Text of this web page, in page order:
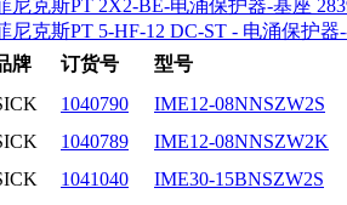
尼克斯PT 2X2-BE-电涌保护器-基座
尼克斯PT 5-HF-12 DC-ST - 电涌保护器
牌
订货号
型号
1040790
IME12-08NNSZW2S
1040789
IME12-08NNSZW2K
1041040
IME30-15BNSZW2S